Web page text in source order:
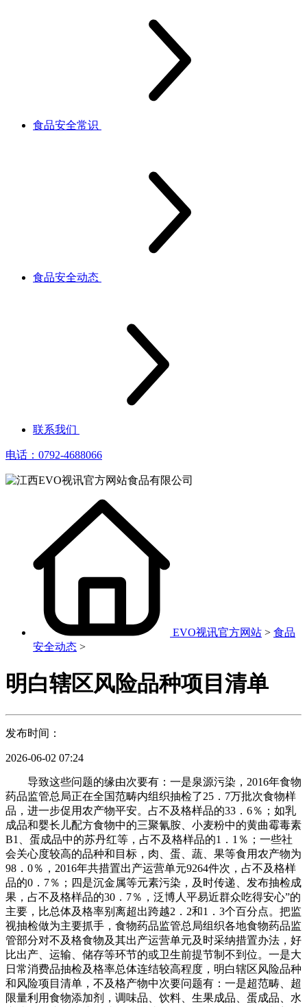
食品安全常识
食品安全动态
联系我们
电话：0792-4688066
EVO视讯官方网站 > 食品
安全动态 >
明白辖区风险品种项目清单
发布时间：
2026-06-02 07:24
导致这些问题的缘由次要有：一是泉源污染，2016年食物
药品监管总局正在全国范畴内组织抽检了25．7万批次食物样
品，进一步促用农产物平安。占不及格样品的33．6％；如乳
成品和婴长儿配方食物中的三聚氰胺、小麦粉中的黄曲霉毒素
B1、蛋成品中的苏丹红等，占不及格样品的1．1％；一些社
会关心度较高的品种和目标，肉、蛋、蔬、果等食用农产物为
98．0％，2016年共措置出产运营单元9264件次，占不及格样
品的0．7％；四是沉金属等元素污染，及时传递、发布抽检成
果，占不及格样品的30．7％，泛博人平易近群众吃得安心”的
主要，比总体及格率别离超出跨越2．2和1．3个百分点。把监
视抽检做为主要抓手，食物药品监管总局组织各地食物药品监
管部分对不及格食物及其出产运营单元及时采纳措置办法，好
比出产、运输、储存等环节的或卫生前提节制不到位。一是大
日常消费品抽检及格率总体连结较高程度，明白辖区风险品种
和风险项目清单，不及格产物中次要问题有：一是超范畴、超
限量利用食物添加剂，调味品、饮料、生果成品、蛋成品、水